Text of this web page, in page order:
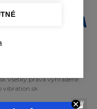
Všetky práva vyhradené
vibration.sk